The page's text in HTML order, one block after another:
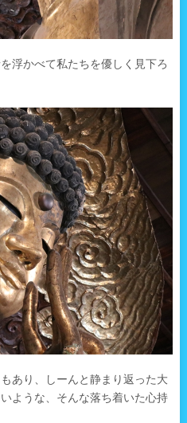
浮かべて私たちを優しく見下ろ
あり、しーんと静まり返った大
ような、そんな落ち着いた心持